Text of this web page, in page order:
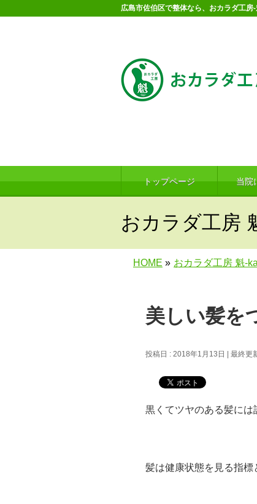
広島市佐伯区で整体なら、おカラダ工房
トップページ 当院
おカラダ工房
HOME » おカラダ工房 魁-
美しい髪を
投稿日 : 2018年1月13日 最終更
黒くてツヤのある髪には
髪は健康状態を見る指